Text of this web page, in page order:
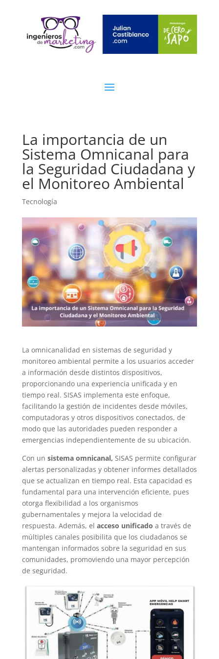
La importancia de un
Sistema Omnicanal para
la Seguridad Ciudadana y
el Monitoreo Ambiental
Tecnología
La omnicanalidad en sistemas de seguridad y
monitoreo ambiental permite a los usuarios acceder
a información desde distintos dispositivos,
proporcionando una experiencia unificada y en
tiempo real. SISAS implementa este enfoque,
facilitando la gestión de incidentes desde móviles,
computadoras y otros dispositivos conectados, de
modo que las autoridades pueden responder a
emergencias independientemente de su ubicación.
Con un sistema omnicanal, SISAS permite configurar
alertas personalizadas y obtener informes detallados
que se actualizan en tiempo real. Esta capacidad es
fundamental para una intervención eficiente, pues
otorga flexibilidad a los organismos
gubernamentales y mejora la velocidad de
respuesta. Además, el acceso unificado a través de
múltiples canales posibilita que los ciudadanos se
mantengan informados sobre la seguridad en sus
comunidades, promoviendo una mayor percepción
de seguridad.